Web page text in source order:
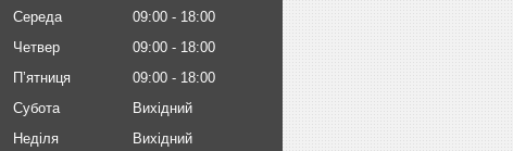
Середа
09:00
18:00
Четвер
09:00
18:00
Пʼятниця
09:00
18:00
Субота
Вихідний
Неділя
Вихідний